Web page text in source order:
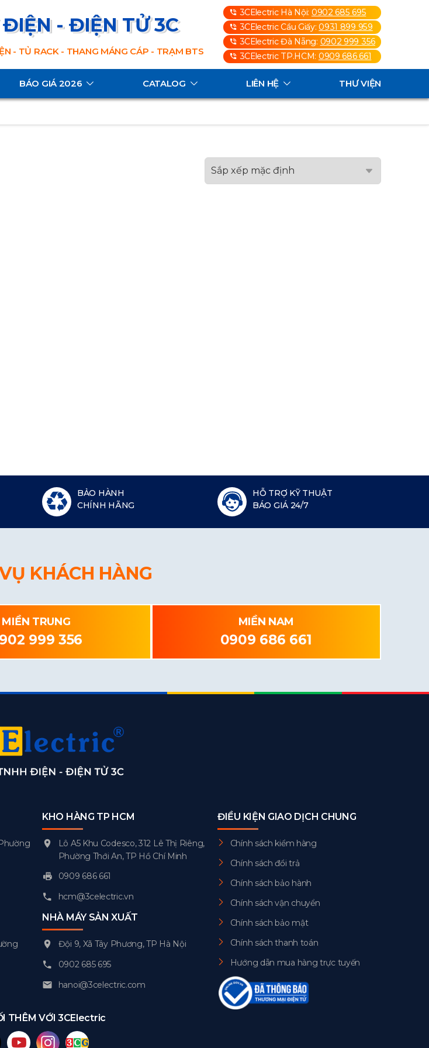
ĐIỆN - ĐIỆN TỬ 3C
- TỦ RACK - THANG MÁNG CÁP - TRẠM BTS
3CElectric Hà Nội: 0902 685 695
3CElectric Cầu Giấy:0931 899 959
3CElectric Đà Nẵng: 0902 999 356
3CElectric TP.HCM: 0909 686 661
BÁO GIÁ 2026 CATALOG LIÊN HỆ THƯ VIỆN
BẢO HÀNH
CHÍNH HÃNG
HỖ TRỢ KỸ THUẬT
BÁO GIÁ 24/7
KHÁCH HÀNG
MIỀN TRUNG
999 356
MIỀN NAM
0909 686 661
KHO HÀNG TP HCM
Lô A5 Khu Codesco, 312 Lê Thị Riêng,
Phường Thới An, TP Hồ Chí Minh
0909 686 661
hcm@3celectric.vn
NHÀ MÁY SẢN XUẤT
Đội 9, Xã Tây Phương, TP Hà Nội
0902 685 695
hanoi@3celectric.com
ĐIỀU KIỆN GIAO DỊCH CHUNG
Chính sách kiểm hàng
Chính sách đổi trả
Chính sách bảo hành
Chính sách vận chuyển
Chính sách bảo mật
Chính sách thanh toán
Hướng dẫn mua hàng trực tuyến
THÊM VỚI 3CElectric